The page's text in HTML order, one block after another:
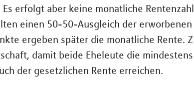
erfolgt aber keine monatliche
einen 50-50-Ausgleich der
ergeben später die monatliche Rente.
damit beide Eheleute die
der gesetzlichen Rente erreichen.